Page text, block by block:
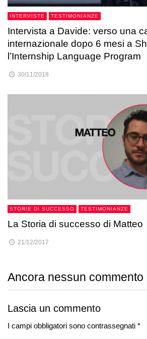
INTERVISTE TESTIMONIANZE
Intervista a Davide: verso una
internazionale dopo 6 mesi a
l’Internship Language Program
30/11/2018
STORIE DI SUCCESSO TESTIMONIANZE
La Storia di successo di Matteo
21/12/2017
Ancora nessun commento
Lascia un commento
I campi obbligatori sono contrassegnati *